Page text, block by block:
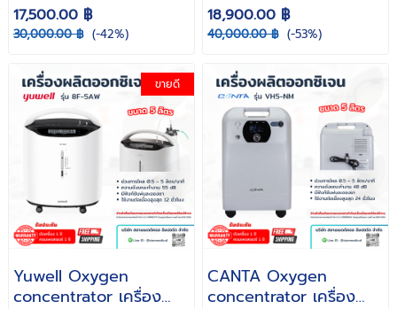
7F-5W ( รับประกันศูนย์
ไทย )
17,500.00 ฿
30,000.00 ฿ (-42%)
9F-5W ( รับประกันศูนย์
ไทย )
18,900.00 ฿
40,000.00 ฿ (-53%)
ขายดี
Yuwell Oxygen
concentrator เครื่อง
CANTA Oxygen
concentrator เครื่อง